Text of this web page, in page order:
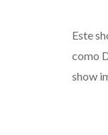
Este
como
show